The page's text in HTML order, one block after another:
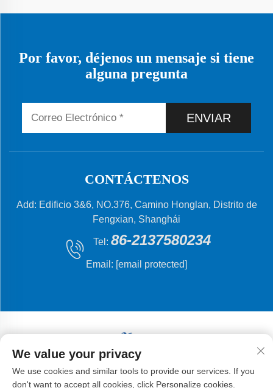
Por favor, déjenos un mensaje si tiene
alguna pregunta
ENVIAR
CONTÁCTENOS
Add: Edificio 3&6, NO.376, Camino Honglan, Distrito de
Fengxian, Shanghái
Tel: 86-2137580234
Email: [email protected]
Derechos de autor © 2024 Shanghai Flying Fish
Machinery Manufacturing Co., Ltd.
We value your privacy
We use cookies and similar tools to provide our services. If you
don't want to accept all cookies, click Personalize cookies.